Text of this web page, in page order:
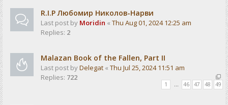
R.I.P Любомир Николов-Нарви
Last post by Moridin « Thu Aug 01, 2024 12:25 am
Replies: 2
Malazan Book of the Fallen, Part II
Last post byDelegat « Thu Jul 25, 2024 11:51 am
Replies: 722
1 46 47 48 49